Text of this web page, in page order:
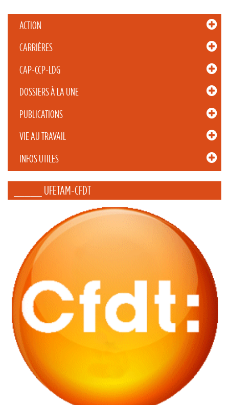
ACTION
CARRIÈRES
CAP-CCP-LDG
DOSSIERS À LA UNE
PUBLICATIONS
VIE AU TRAVAIL
INFOS UTILES
_____ UFETAM-CFDT